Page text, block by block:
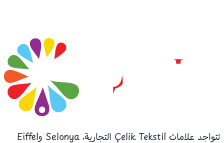
تتواجد علامات Çelik Tekstil التجارية، Selonya وEiffel